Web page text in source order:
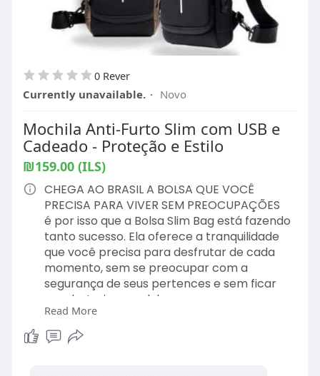
0 Rever
Currently unavailable. · Novo
Mochila Anti-Furto Slim com USB e
Cadeado - Proteção e Estilo
₪159.00 (ILS)
CHEGA AO BRASIL A BOLSA QUE VOCÊ
PRECISA PARA VIVER SEM PREOCUPAÇÕES
é por isso que a Bolsa Slim Bag está fazendo
tanto sucesso. Ela oferece a tranquilidade
que você precisa para desfrutar de cada
momento, sem se preocupar com a
segurança de seus pertences e sem ficar
sem bateria no celular.
Read More